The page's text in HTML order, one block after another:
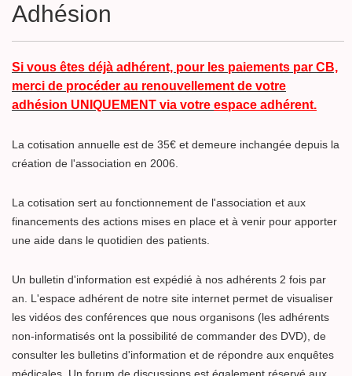
Adhésion
Si vous êtes déjà adhérent, pour les paiements par CB,
merci de procéder au renouvellement de votre
adhésion UNIQUEMENT via votre espace adhérent.
La cotisation annuelle est de 35€ et demeure inchangée depuis la
création de l'association en 2006.
La cotisation sert au fonctionnement de l'association et aux
financements des actions mises en place et à venir pour apporter
une aide dans le quotidien des patients.
Un bulletin d'information est expédié à nos adhérents 2 fois par
an. L'espace adhérent de notre site internet permet de visualiser
les vidéos des conférences que nous organisons (les adhérents
non-informatisés ont la possibilité de commander des DVD), de
consulter les bulletins d'information et de répondre aux enquêtes